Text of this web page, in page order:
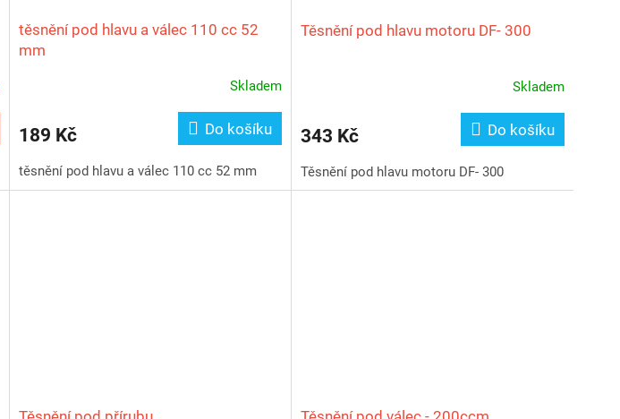
těsnění pod hlavu a válec 110 cc 52
mm
Skladem
189 Kč Do košíku
těsnění pod hlavu a válec 110 cc 52 mm
Těsnění pod hlavu motoru DF- 300
Skladem
343 Kč Do košíku
Těsnění pod hlavu motoru DF- 300